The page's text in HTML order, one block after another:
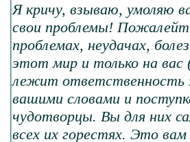
Я кричу, взываю, умоляю
свои проблемы!
проблемах, неудачах,
этот мир и только на вас
лежит ответственность
вашими словами и
чудотворцы. Вы для них
всех их горестях. Это